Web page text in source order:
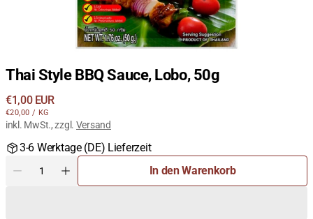
Thai Style BBQ Sauce, Lobo, 50g
Regulärer
Preis
€1,00 EUR
STÜCKPREIS
€20,00 / PRO
KG
inkl. MwSt., zzgl. Versand
3-6 Werktage (DE) Lieferzeit
Menge
Menge
In den Warenkorb